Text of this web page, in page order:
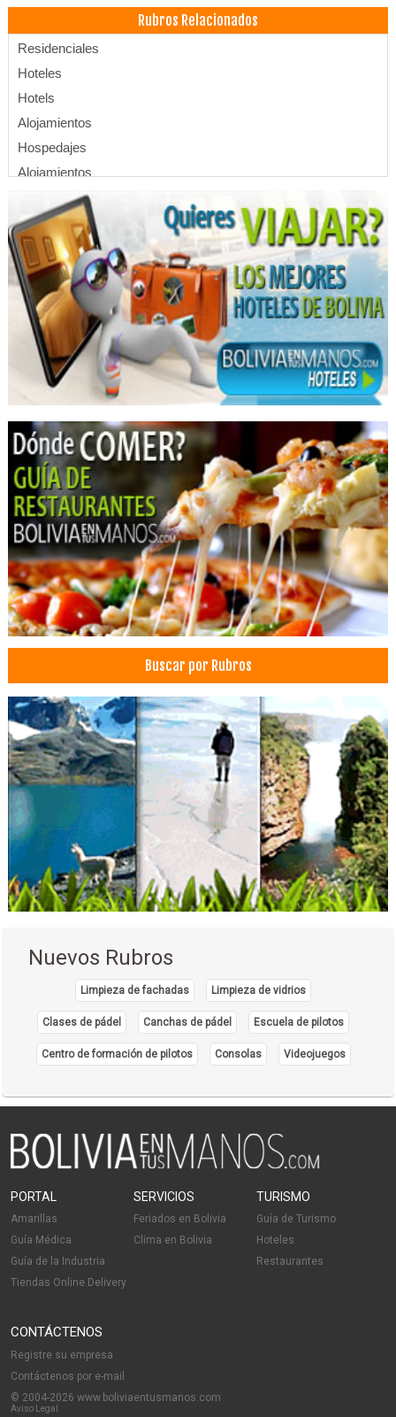
Rubros Relacionados
Residenciales
Hoteles
Hotels
Alojamientos
Hospedajes
Alojamientos
Centro de Convenciones
SPA
Salones de Eventos
Hotelería
Banquetes y Recepciones
Churrasquerías
Restaurantes: Churrasquerías
Hoteles Boutique
Plaza de Comidas
Comida Rápida
Restaurantes
Hamburguesas
Buscar por Rubros
Nuevos Rubros
Limpieza de fachadas Limpieza de vidrios
Clases de pádel Canchas de pádel Escuela de pilotos
Centro de formación de pilotos Consolas Videojuegos
PORTAL
Amarillas
Guía Médica
Guía de la Industria
Tiendas Online Delivery
SERVICIOS
Feriados en Bolivia
Clima en Bolivia
TURISMO
Guía de Turismo
Hoteles
Restaurantes
CONTÁCTENOS
Registre su empresa
Contáctenos por e-mail
© 2004-2026 www.boliviaentusmanos.com
Aviso Legal